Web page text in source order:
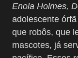
Enola Holmes,
adolescente
que robôs, que
mascotes, já